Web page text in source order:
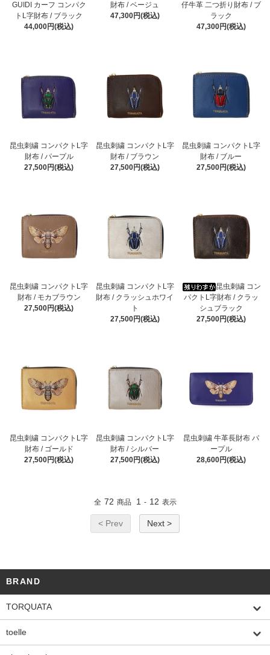
GUIDI カーフ コンパク
トL字財布 / ブラック
44,000円(税込)
財布 / ベージュ
47,300円(税込)
仔牛革 二つ折り財布 / ブ
ラック
47,300円(税込)
昆虫刺繍 コンパクトL字
財布 / パープル
27,500円(税込)
昆虫刺繍 コンパクトL字
財布 / ブラウン
27,500円(税込)
昆虫刺繍 コンパクトL字
財布 / ブルー
27,500円(税込)
昆虫刺繍 コンパクトL字
財布 / モカブラウン
27,500円(税込)
昆虫刺繍 コンパクトL字
財布 / クラッシュホワイ
ト
27,500円(税込)
昆虫刺繍 コン
パクトL字財布 / クラッ
シュブラック
27,500円(税込)
昆虫刺繍 コンパクトL字
財布 / ゴールド
27,500円(税込)
昆虫刺繍 コンパクトL字
財布 / シルバー
27,500円(税込)
昆虫刺繍 牛革長財布 パ
ープル
28,600円(税込)
全 72 商品 1 - 12 表示
< Prev Next >
BRAND
TORQUATA
toelle